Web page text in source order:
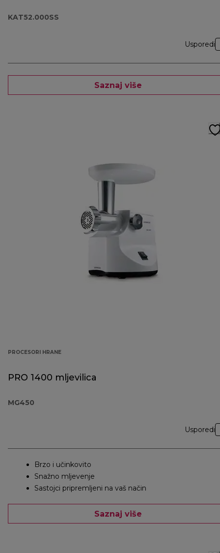
KAT52.000SS
Usporedi
Saznaj više
PROCESORI HRANE
PRO 1400 mljevilica
MG450
Usporedi
Brzo i učinkovito
Snažno mljevenje
Sastojci pripremljeni na vaš način
Saznaj više